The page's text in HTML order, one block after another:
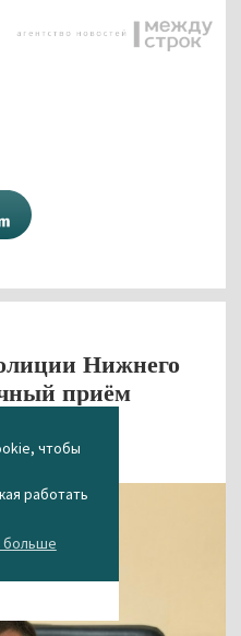
чтобы
работать
больше
Нижнего
приём